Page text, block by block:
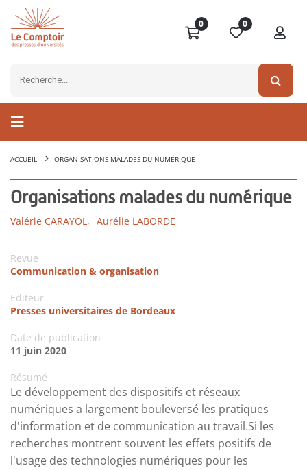
0 0
ACCUEIL ORGANISATIONS MALADES DU NUMÉRIQUE
Organisations malades du numérique
Valérie CARAYOL, Aurélie LABORDE
Revue
Communication & organisation
Editeur
Presses universitaires de Bordeaux
Date de publication
11 juin 2020
Résumé
Le développement des dispositifs et réseaux
numériques a largement bouleversé les pratiques
d'information et de communication au travail.Si les
recherches montrent souvent les effets positifs de
l'usage des technologies numériques pour les